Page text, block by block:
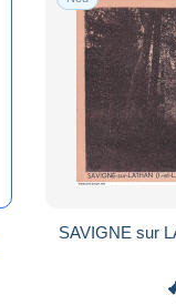
SAVIGNE sur